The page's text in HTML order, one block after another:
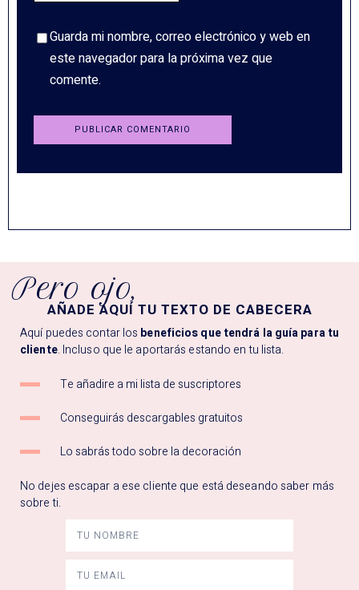
Guarda mi nombre, correo electrónico y web en
este navegador para la próxima vez que
comente.
Pero ojo,
AÑADE AQUÍ TU TEXTO DE CABECERA
Aquí puedes contar los beneficios que tendrá la guía para tu
cliente. Incluso que le aportarás estando en tu lista.
Te añadire a mi lista de suscriptores
Conseguirás descargables gratuitos
Lo sabrás todo sobre la decoración
No dejes escapar a ese cliente que está deseando saber más
sobre ti.